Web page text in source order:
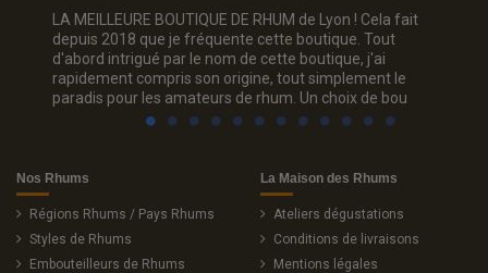
LA MEILLEURE BOUTIQUE DE RHUM de Lyon ! Cela fait
depuis 2018 que je fréquente cette boutique. Tout
d'abord intrigué par le nom de cette boutique, j'ai
rapidement compris son origine, tout simplement le
paradis pour les amateurs de rhum. Un choix de bou
Nos Rhums
Régions Rhums / Pays Rhums
Styles de Rhums
Embouteilleurs de Rhums
La Maison des Rhums
Ateliers dégustations
Conditions de livraisons
Mentions légales